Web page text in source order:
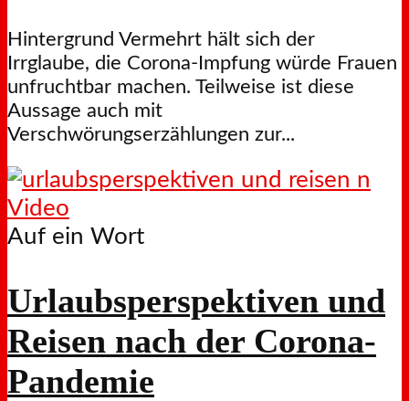
Hintergrund Vermehrt hält sich der
Irrglaube, die Corona-Impfung würde Frauen
unfruchtbar machen. Teilweise ist diese
Aussage auch mit
Verschwörungserzählungen zur...
Video
Auf ein Wort
Urlaubsperspektiven und
Reisen nach der Corona-
Pandemie